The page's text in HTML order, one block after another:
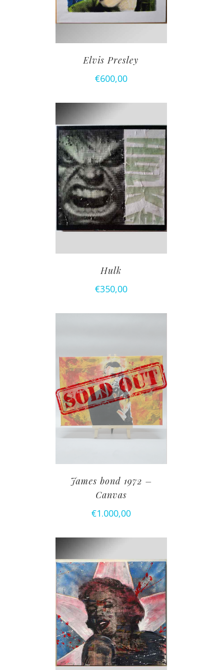
Elvis Presley
€600,00
TOEVOEGEN AAN
WINKELWAGEN
Hulk
€350,00
James bond 1972 –
Canvas
€1.000,00
TOEVOEGEN AAN
WINKELWAGEN